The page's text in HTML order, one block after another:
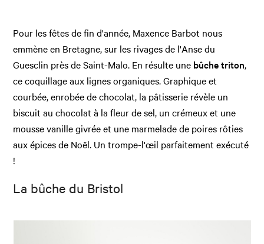
Pour les fêtes de fin d'année, Maxence Barbot nous
emmène en Bretagne, sur les rivages de l'Anse du
Guesclin près de Saint-Malo. En résulte une bûche triton,
ce coquillage aux lignes organiques. Graphique et
courbée, enrobée de chocolat, la pâtisserie révèle un
biscuit au chocolat à la fleur de sel, un crémeux et une
mousse vanille givrée et une marmelade de poires rôties
aux épices de Noël. Un trompe-l'œil parfaitement exécuté
!
La bûche du Bristol